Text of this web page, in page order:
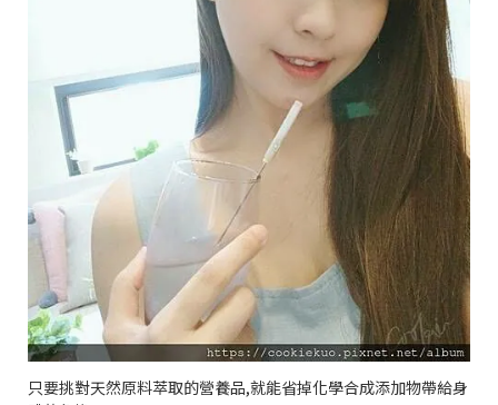
只要挑對天然原料萃取的營養品,就能省掉化學合成添加物帶給身